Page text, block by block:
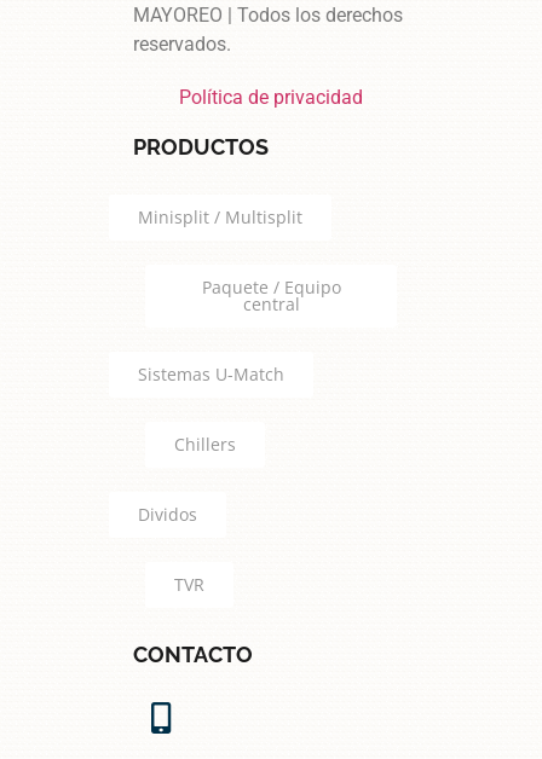
MAYOREO | Todos los derechos
reservados.
Política de privacidad
PRODUCTOS
Minisplit / Multisplit
Paquete / Equipo
central
Sistemas U-Match
Chillers
Dividos
TVR
CONTACTO